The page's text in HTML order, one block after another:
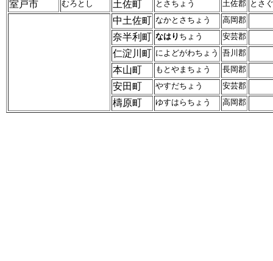
室戸市 むろとし 土佐町 とさちょう 土佐郡 とさ
中土佐町 なかとさちょう 高岡郡
奈半利町 なはり ちょう 安芸郡
仁淀川町 によどがわちょう 吾川郡
本山町 もとやまちょう 長岡郡
安田町 やすだちょう 安芸郡
檮原町 ゆすはらちょう 高岡郡